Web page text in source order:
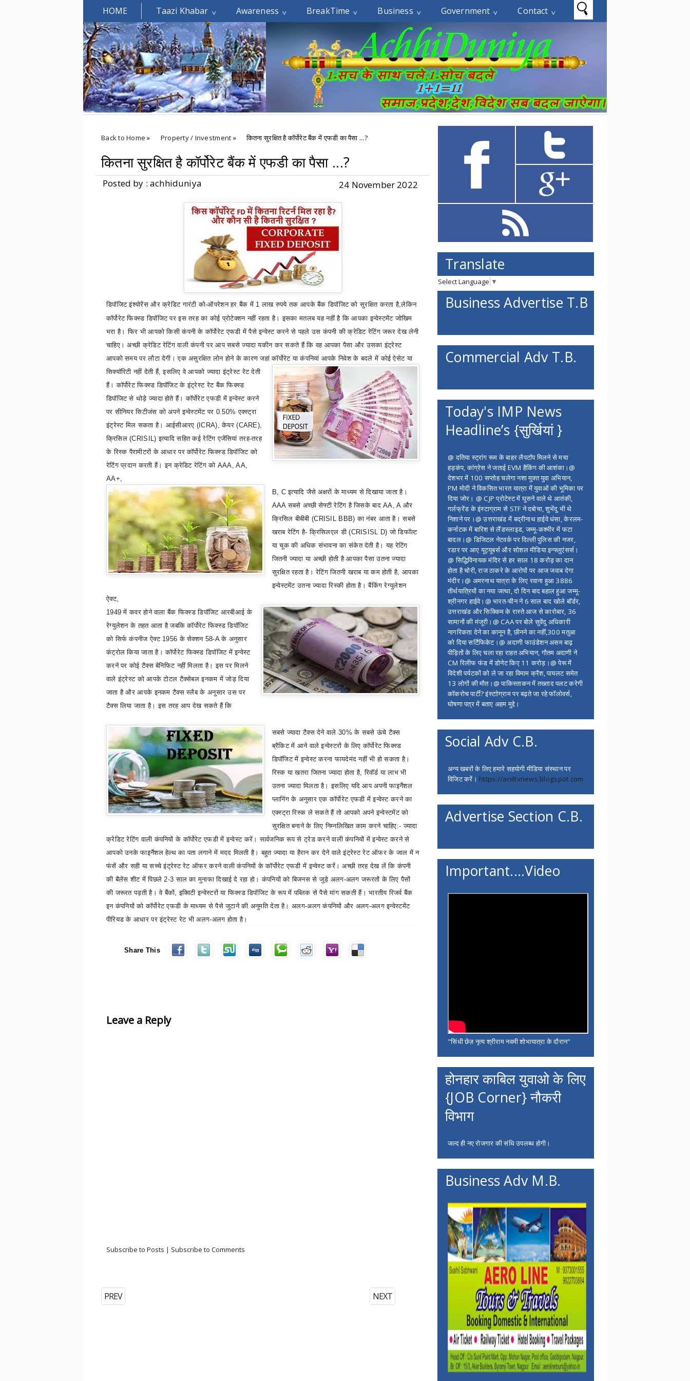
HOME Taazi Khabar Awareness BreakTime Business Government Contact
Welcomes You.....
Back to Home » Property / Investment » कितना सुरक्षित है कॉर्पोरेट बैंक में एफडी का पैसा ...?
कितना सुरक्षित है कॉर्पोरेट बैंक में एफडी का पैसा ...?
Posted by : achhiduniya 24 November 2022
डिपॉजिट इंश्योरेंस और क्रेडिट गारंटी को-ऑपरेशन हर बैंक में 1 लाख रुपये तक आपके बैंक डिपॉजिट को सुरक्षित करता है,लेकिन
कॉर्पोरेट फिक्स्ड डिपॉजिट पर इस तरह का कोई प्रोटेक्शन नहीं रहता है। इसका मतलब यह नहीं है कि आपका इन्वेस्टमेंट जोखिम
भरा है। फिर भी आपको किसी कंपनी के कॉर्पोरेट एफडी में पैसे इन्वेस्ट करने से पहले उस कंपनी की क्रेडिट रेटिंग जरूर देख लेनी
चाहिए। अच्छी क्रेडिट रेटिंग वाली कंपनी पर आप सबसे ज्यादा यकीन कर सकते हैं कि वह आपका पैसा और उसका इंट्रेस्ट
आपको समय पर लौटा देगी। एक असुरक्षित लोन होने के कारण जहां कॉर्पोरेट या कंपनियां आपके निवेश के बदले में कोई ऐसेट या
सिक्यॉरिटी नहीं देती हैं,इसलिए वे आपको ज्यादा इंट्रेस्ट रेट देती
हैं। कॉर्पोरेट फिक्स्ड डिपॉजिट के इंट्रेस्ट रेट बैंक फिक्स्ड
डिपॉजिट से थोड़े ज्यादा होते हैं। कॉर्पोरेट एफडी में इन्वेस्ट करने
पर सीनियर सिटीजंस को अपने इन्वेस्टमेंट पर 0.50% एक्स्ट्रा
इंट्रेस्ट मिल सकता है। आईसीआरए ( ICRA),केयर (CARE),
क्रिसिल (CRISIL)इत्यादि सहित कई रेटिंग एजेंसियां तरह-तरह
के रिस्क पैरामीटरों के आधार पर कॉर्पोरेट फिक्स्ड डिपॉजिट को
रेटिंग प्रदान करती हैं। इन क्रेडिट रेटिंग को AAA, AA,
AA+,
B, Cइत्यादि जैसे अक्षरों के माध्यम से दिखाया जाता है।
AAAसबसे अच्छी सेफ्टी रेटिंग है जिसके बादAA, A और
क्रिसिल बीबीबी (CRISIL BBB)का नंबर आता है। सबसे
खराब रेटिंग है- क्रिसिलएल डी (CRISISL D)जो डिफॉल्ट
या चूक की अधिक संभावना का संकेत देती है। यह रेटिंग
जितनी ज्यादा या अच्छी होती है आपका पैसा उतना ज्यादा
सुरक्षित रहता है। रेटिंग जितनी खराब या कम होती है, आपका
इन्वेस्टमेंट उतना ज्यादा रिस्की होता है। बैंकिंग रेग्युलेशन
ऐक्ट,
1949 में कवर होने वाला बैंक फिक्स्ड डिपॉजिट आरबीआई के
रेग्युलेशन के तहत आता है जबकि कॉर्पोरेट फिक्स्ड डिपॉजिट
को सिर्फ कंपनीज ऐक्ट 1956 के सेक्शन 58-Aके अनुसार
कंट्रोल किया जाता है। कॉर्पोरेट फिक्स्ड डिपॉजिट में इन्वेस्ट
करने पर कोई टैक्स बेनिफिट नहीं मिलता है। इस पर मिलने
वाले इंट्रेस्ट को आपके टोटल टैक्सेबल इनकम में जोड़ दिया
जाता है और आपके इनकम टैक्स स्लैब के अनुसार उस पर
टैक्स लिया जाता है। इस तरह आप देख सकते हैं कि
सबसे ज्यादा टैक्स देने वाले 30% के सबसे ऊंचे टैक्स
ब्रैकिट में आने वाले इन्वेस्टरों के लिए कॉर्पोरेट फिक्स्ड
डिपॉजिट में इन्वेस्ट करना फायदेमंद नहीं भी हो सकता है।
रिस्क या खतरा जितना ज्यादा होता है,रिवॉर्ड या लाभ भी
उतना ज्यादा मिलता है। इसलिए यदि आप अपनी फाइनैंशल
प्लानिंग के अनुसार एक कॉर्पोरेट एफडी में इन्वेस्ट करने का
एक्स्ट्रा रिस्क ले सकते हैं तो आपको अपने इन्वेस्टमेंट को
सुरक्षित बनाने के लिए निम्नलिखित काम करने चाहिए:- ज्यादा
क्रेडिट रेटिंग वाली कंपनियों के कॉर्पोरेट एफडी में इन्वेस्ट करें। सार्वजनिक रूप से ट्रेड करने वाली कंपनियों में इन्वेस्ट करने से
आपको उनके फाइनैंशल हेल्थ का पता लगाने में मदद मिलती है। बहुत ज्यादा या हैरान कर देने वाले इंट्रेस्ट रेट ऑफर के जाल में न
फंसें और सही या सच्चे इंट्रेस्ट रेट ऑफर करने वाली कंपनियों के कॉर्पोरेट एफडी में इन्वेस्ट करें। अच्छी तरह देख लें कि कंपनी
की बैलेंस शीट में पिछले 2-3 साल का मुनाफा दिखाई दे रहा हो। कंपनियों को बिजनस से जुड़े अलग-अलग जरूरतों के लिए पैसों
की जरूरत पड़ती है। वे बैंकों,इक्विटी इन्वेस्टरों या फिक्स्ड डिपॉजिट के रूप में पब्लिक से पैसे मांग सकती हैं। भारतीय रिजर्व बैंक
इन कंपनियों को कॉर्पोरेट एफडी के माध्यम से पैसे जुटाने की अनुमति देता है। अलग-अलग कंपनियों और अलग-अलग इन्वेस्टमेंट
पीरियड के आधार पर इंट्रेस्ट रेट भी अलग-अलग होता है।
Share This
Leave a Reply
Subscribe to Posts | Subscribe to Comments
NEXT
PREV
Translate
Select Language ▼
Business Advertise T.B
Commercial Adv T.B.
Today's IMP News
Headline’s {सुर्खियां }
@ दतिया स्ट्रांग रूम के बाहर लैपटॉप मिलने से मचा
हड़कंप, कांग्रेस ने जताई EVM हैकिंग की आशंका।@
देशभर में 100 सप्ताेह चलेगा नशा मुक्त युवा अभियान,
PM मोदी ने विकसित भारत यात्रा में युवाओं की भूमिका पर
दिया जोर। @ CJP प्रोटेस्ट में घुसने वाले थे आतंकी,
गर्लफ्रेंड के इंस्टाग्राम से STF ने दबोचा, शुभेंदु भी थे
निशाने पर।@ उत्तराखंड में बद्रीनाथ हाईवे धंसा, केरलम-
कर्नाटक में बारिश से लैंडस्लाइड, जम्मू-कश्मीर में फटा
बादल।@ डिजिटल नेटवर्क पर दिल्ली पुलिस की नजर,
रडार पर आए यूट्यूबर्स और सोशल मीडिया इन्फ्लुएंसर्स।
@ सिद्धिविनायक मंदिर से हर साल 18 करोड़ का दान
होता है चोरी, राज ठाकरे के आरोपों पर आज जवाब देगा
मंदीर।@ अमरनाथ यात्रा के लिए रवाना हुआ 3886
तीर्थयात्रियों का नया जत्था, दो दिन बाद बहाल हुआ जम्मू-
श्रीनगर हाईवे।@ भारत-चीन ने 6 साल बाद खोले बॉर्डर,
उत्तराखंड और सिक्किम के रास्ते आज से कारोबार, 36
सामानों की मंजूरी।@ CAA पर बोले सुवेंदु अधिकारी
नागरिकता देने का कानून है, छीनने का नहीं,300 मतुआ
को दिया सर्टिफिकेट।@ अदाणी फाउंडेशन असम बाढ़
पीड़ितों के लिए चला रहा राहत अभियान, गौतम अदाणी ने
CM रिलीफ फंड में डोनेट किए 11 करोड़।@ पेरू में
विदेशी पर्यटकों को ले जा रहा विमाम क्रैश, पायलट समेत
13 लोगों की मौत।@ पाकिस्ताकन में तख्ताद पलट करेगी
कॉकरोच पार्टी? इंस्टाोग्राम पर बढ़ते जा रहे फॉलोवर्स,
घोषणा पत्र में बताए अहम मुद्दे।
Social Adv C.B.
अन्य खबरों के लिए हमारे सहयोगी मीडिया संस्थान पर
विजिट करें। https://aniltvnews.blogspot.com
Advertise Section C.B.
Important....Video
"सिंधी छेज़ नृत्य श्रीराम नवमी शोभायात्रा के दौरान"
होनहार काबिल युवाओ के लिए
{JOB Corner} नौकरी
विभाग
जल्द ही नए रोजगार की संधि उपलब्ध होगी।
Business Adv M.B.